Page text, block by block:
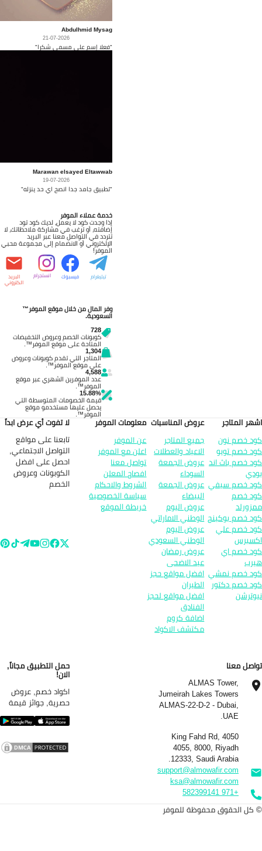
Abdulhmid Mysag
21-07-2026
"فعلا إسم على مسمى شكرا"
Marawan elsayed Eltawwab
19-07-2026
"تطبيق جامد جدا انصح اي حد ينزله"
خدمة عملاء الموفر
إذا وجدت كود لا يعمل، لديك كود تود
إضافته، أو ترغب في مشاركة ملاحظاتك، لا
تتردد في التواصل معنا عبر البريد
الإلكتروني أو الانضمام إلى مجموعة محبي
الموفر!
تيليغرام فيسبوك انستجرام البريد
الكتروني
وفر المال من خلال موقع الموفر™
السعودية.
728
كوبونات الخصم وعروض التخفيضات
المتاحة على موقع الموفر™.
1,304
المتاجر التي تقدم كوبونات وعروض
على موقع الموفر™.
4,588
عدد الموفرين الشهري عبر موقع
الموفر™.
15.88%
قيمة الخصومات المتوسطة التي
يحصل عليها مستخدمو موقع
الموفر™.
المتاجر
خصم نون
خصم تويو
خصم باث اند
خصم سيفي
خصم
خصم بوكينج
خصم علي
خصم اي
خصم نمشي
خصم دكتور
عروض المناسبات
جميع المتاجر
الاعياد والعطلات
عروض الجمعة
السوداء
عروض الجمعة
البيضاء
عروض اليوم
الوطني الاماراتي
عروض اليوم
الوطني السعودي
عروض رمضان
عيد الاضحى
افضل مواقع حجز
الطيران
افضل مواقع لحجز
الفنادق
اضافة كروم
مكتشف الاكواد
معلومات الموفر
عن الموفر
اعلن مع الموفر
تواصل معنا
افصاح المعلن
الشروط والاحكام
سياسة الخصوصية
خريطة الموقع
لا تفوت أي عرض ابداً
تابعنا على مواقع
التواصل الاجتماعي,
احصل على افضل
الكوبونات وعروض
الخصم
معنا
ALMAS Tower,
Jumeirah Lakes Towers
ALMAS-22-D-2 - Dubai,
UAE.
4050 King Fahd Rd,
4055, 8000, Riyadh
12333, Saudi Arabia.
support@almowafir.com
ksa@almowafir.com
حمل التطبيق مجاناً,
الان!
اكواد خصم, عروض
حصرية, جوائز قيمة
الحقوق محفوظة للموفر